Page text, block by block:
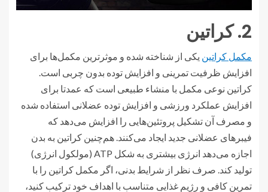
2. کراتین
مکمل کراتین یکی از شناخته شده و موثرترین مکمل‌ها برای
افزایش ظرفیت تمرینی و افزایش توده بدون چربی است.
کراتین نوعی مکمل با منشاء طبیعی است که عمدتا برای
افزایش عملکرد ورزشی و افزایش توده عضلانی استفاده شده
و مصرف آن تشکیل پروتئین‌هایی را افزایش می‌دهد که
فیبرهای عضلانی جدید ایجاد می‌کنند. هم‌چنین کراتین به بدن
اجازه می‌دهد انرژی بیشتری به شکل ATP (مولکول انرژی)
تولید کند. صرف نظر از شرایط بدنی، اگر مکمل کراتین را با
تمرین کافی و رژیم غذایی متناسب با اهداف خود ترکیب کنید،